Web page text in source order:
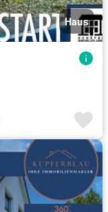
Haus